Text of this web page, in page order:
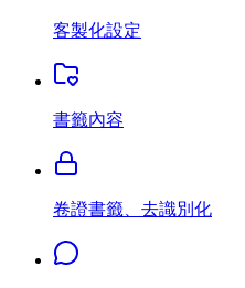
客製化設定
書籤內容
卷證書籤、去識別化